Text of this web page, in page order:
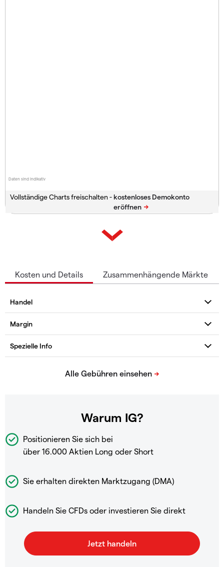
Daten sind indikativ
Vollständige Charts freischalten -
Kosten und Details Zusammenhängende Märkte
Warum IG?
Positionieren Sie sich bei
über 16.000 Aktien Long oder Short
Sie erhalten direkten Marktzugang (DMA)
Handeln Sie CFDs oder investieren Sie direkt